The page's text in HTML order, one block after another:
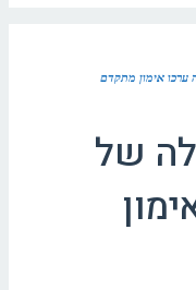
ערכו אימון מתקדם
של